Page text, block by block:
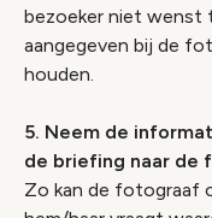
bezoeker niet wenst
aangegeven bij de
houden.
5. Neem de
de briefing naar de
Zo kan de fotograaf